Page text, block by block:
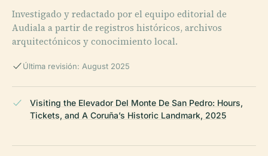
Investigado y redactado por el equipo editorial de
Audiala a partir de registros históricos, archivos
arquitectónicos y conocimiento local.
Última revisión: August 2025
Visiting the Elevador Del Monte De San Pedro: Hours,
Tickets, and A Coruña’s Historic Landmark, 2025